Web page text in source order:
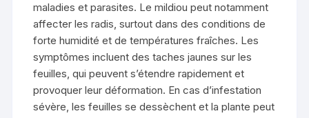
maladies et parasites. Le mildiou peut notamment
affecter les radis, surtout dans des conditions de
forte humidité et de températures fraîches. Les
symptômes incluent des taches jaunes sur les
feuilles, qui peuvent s’étendre rapidement et
provoquer leur déformation. En cas d’infestation
sévère, les feuilles se dessèchent et la plante peut